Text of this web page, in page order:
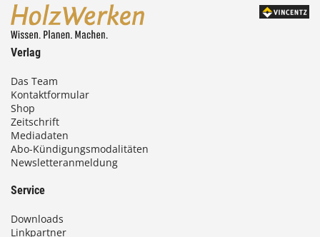
Verlag
Das Team
Kontaktformular
Shop
Zeitschrift
Mediadaten
Abo-Kündigungsmodalitäten
Newsletteranmeldung
Service
Downloads
Linkpartner